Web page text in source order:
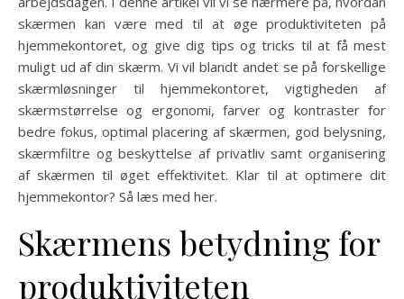
skærmen kan være med til at øge produktiviteten på
hjemmekontoret, og give dig tips og tricks til at få mest
muligt ud af din skærm. Vi vil blandt andet se på forskellige
skærmløsninger til hjemmekontoret, vigtigheden af
skærmstørrelse og ergonomi, farver og kontraster for
bedre fokus, optimal placering af skærmen, god belysning,
skærmfiltre og beskyttelse af privatliv samt organisering
af skærmen til øget effektivitet. Klar til at optimere dit
hjemmekontor? Så læs med her.
Skærmens betydning for
produktiviteten